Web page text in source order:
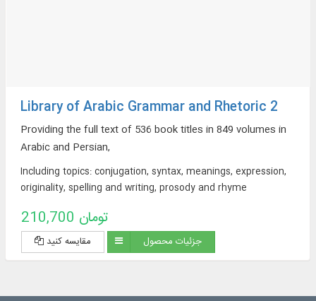
Library of Arabic Grammar and Rhetoric 2
Providing the full text of 536 book titles in 849 volumes in
Arabic and Persian,
Including topics: conjugation, syntax, meanings, expression,
originality, spelling and writing, prosody and rhyme
210,700 تومان
مقایسه کنید جزئیات محصول